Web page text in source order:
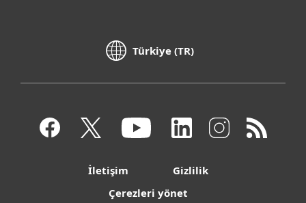
Türkiye (TR)
İletişim
Gizlilik
Çerezleri yönet